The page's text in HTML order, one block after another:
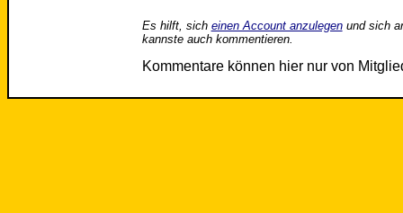
Es hilft, sich einen Account anzulegenund sich
kannste auch kommentieren.
Kommentare können hier nur von